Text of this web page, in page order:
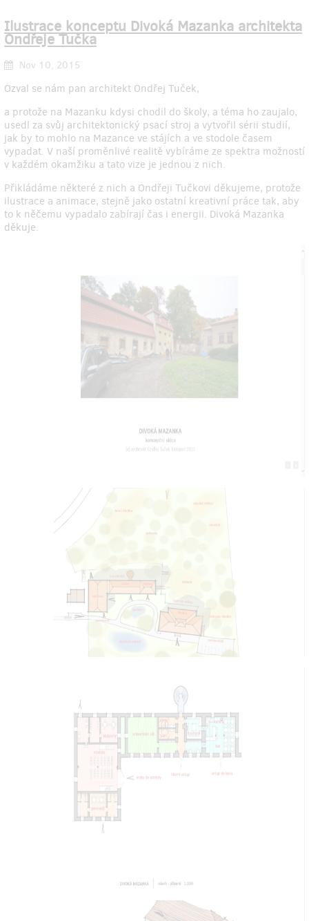
Ilustrace konceptu Divoká Mazanka architekta
Ondřeje Tučka
Nov 10, 2015
Ozval se nám pan architekt Ondřej Tuček,
a protože na Mazanku kdysi chodil do školy, a téma ho zaujalo,
usedl za svůj architektonický psací stroj a vytvořil sérii studií,
jak by to mohlo na Mazance ve stájích a ve stodole časem
vypadat. V naší proměnlivé realitě vybíráme ze spektra možností
v každém okamžiku a tato vize je jednou z nich.
Přikládáme některé z nich a Ondřeji Tučkovi děkujeme, protože
ilustrace a animace, stejně jako ostatní kreativní práce tak, aby
to k něčemu vypadalo zabírají čas i energii. Divoká Mazanka
děkuje.